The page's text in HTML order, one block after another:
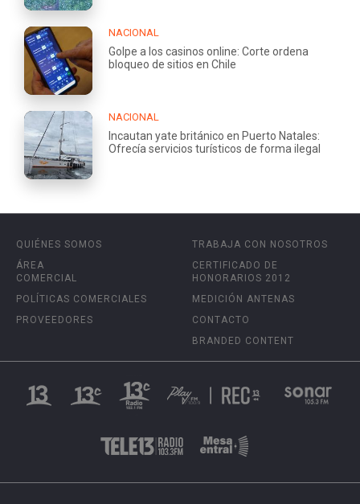
NACIONAL
Golpe a los casinos online: Corte ordena
bloqueo de sitios en Chile
NACIONAL
Incautan yate británico en Puerto Natales:
Ofrecía servicios turísticos de forma ilegal
QUIÉNES SOMOS
ÁREA
COMERCIAL
POLÍTICAS COMERCIALES
PROVEEDORES
TRABAJA CON NOSOTROS
CERTIFICADO DE
HONORARIOS 2012
MEDICIÓN ANTENAS
CONTACTO
BRANDED CONTENT